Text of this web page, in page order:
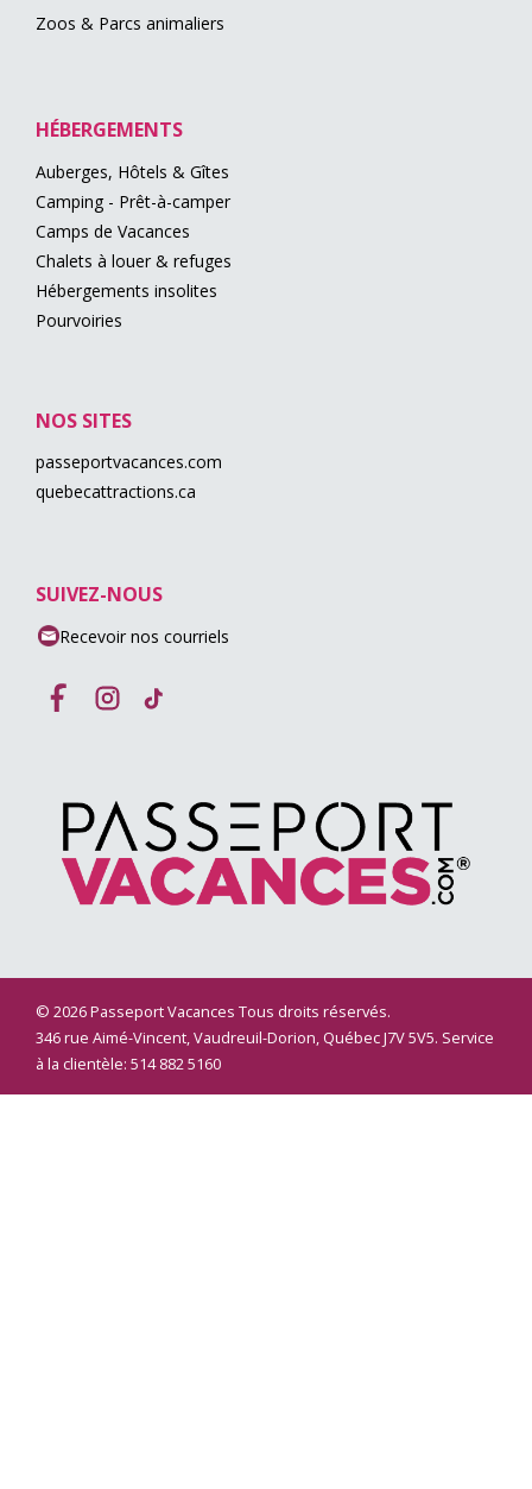
Zoos & Parcs animaliers
HÉBERGEMENTS
Auberges, Hôtels & Gîtes
Camping - Prêt-à-camper
Camps de Vacances
Chalets à louer & refuges
Hébergements insolites
Pourvoiries
NOS SITES
passeportvacances.com
quebecattractions.ca
SUIVEZ-NOUS
Recevoir nos courriels
© 2026 Passeport Vacances Tous droits réservés.
346 rue Aimé-Vincent, Vaudreuil-Dorion, Québec J7V 5V5. Service
à la clientèle: 514 882 5160